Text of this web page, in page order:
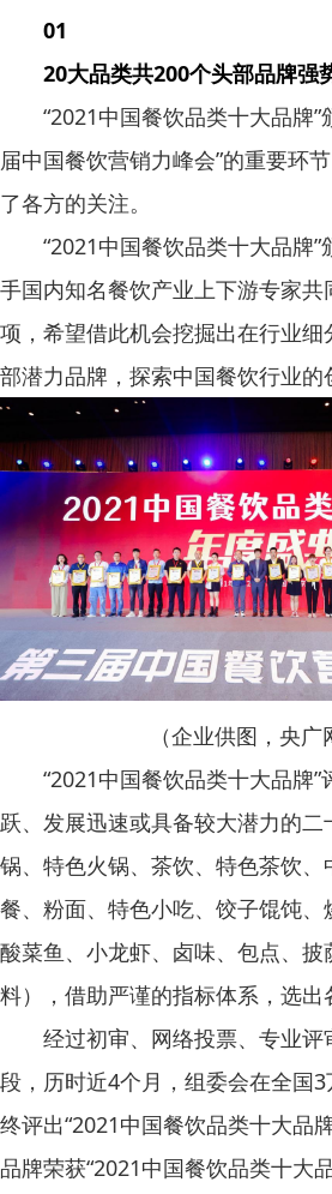
01
20大品类共200个头部品牌强
“2021中国餐饮品类十大品牌”
届中国餐饮营销力峰会”的重要环
了各方的关注。
“2021中国餐饮品类十大品牌
手国内知名餐饮产业上下游专家
项，希望借此机会挖掘出在行业
部潜力品牌，探索中国餐饮行业的
（企业供图，央广
“2021中国餐饮品类十大品牌
跃、发展迅速或具备较大潜力的二
锅、特色火锅、茶饮、特色茶饮
餐、粉面、特色小吃、饺子馄饨、
酸菜鱼、小龙虾、卤味、包点、披
料），借助严谨的指标体系，选出
经过初审、网络投票、专业评
段，历时近4个月，组委会在全国
终评出“2021中国餐饮品类十大品
品牌荣获“2021中国餐饮品类十大品